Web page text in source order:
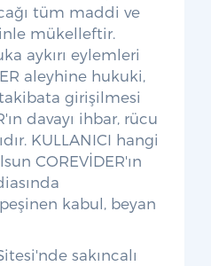
tüm maddi ve
mükelleftir.
aykırı eylemleri
aleyhine hukuki,
girişilmesi
davayı ihbar, rücu
KULLANICI hangi
COREVİDER'ın
kabul, beyan
sakıncalı